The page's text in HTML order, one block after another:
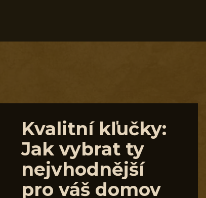
Kvalitní kľučky:
Jak vybrat ty
nejvhodnější
pro váš domov